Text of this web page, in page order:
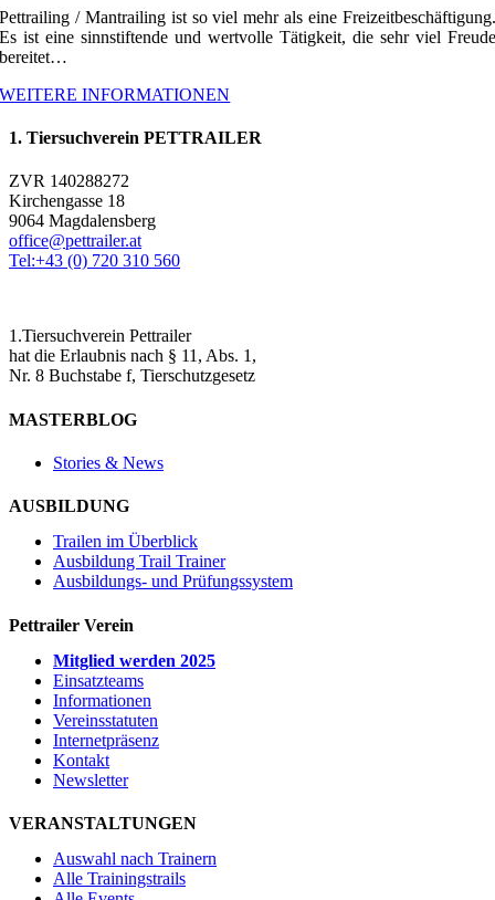
Pettrailing / Mantrailing ist so viel mehr als eine Freizeitbeschäftigung.
Es ist eine sinnstiftende und wertvolle Tätigkeit, die sehr viel Freude
bereitet…
WEITERE INFORMATIONEN
1. Tiersuchverein PETTRAILER
ZVR 140288272
Kirchengasse 18
9064 Magdalensberg
office@pettrailer.at
Tel:+43 (0) 720 310 560
1.Tiersuchverein Pettrailer
hat die Erlaubnis nach § 11, Abs. 1,
Nr. 8 Buchstabe f, Tierschutzgesetz
MASTERBLOG
Stories & News
AUSBILDUNG
Trailen im Überblick
Ausbildung Trail Trainer
Ausbildungs- und Prüfungssystem
Pettrailer Verein
Mitglied werden 2025
Einsatzteams
Informationen
Vereinsstatuten
Internetpräsenz
Kontakt
Newsletter
VERANSTALTUNGEN
Auswahl nach Trainern
Alle Trainingstrails